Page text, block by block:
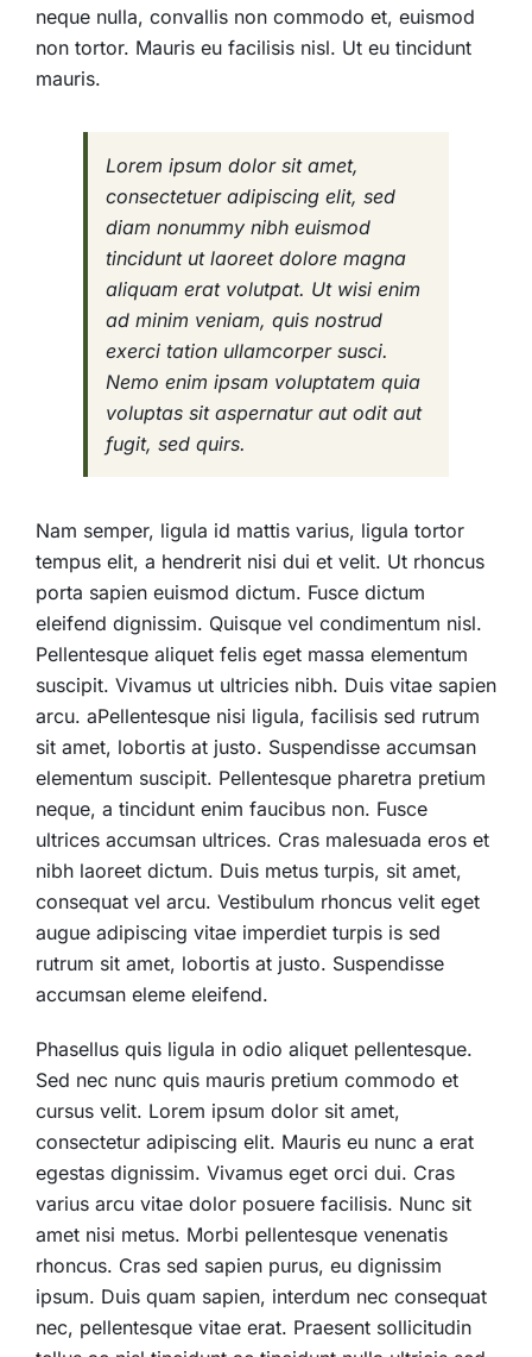
neque nulla, convallis non commodo et, euismod
non tortor. Mauris eu facilisis nisl. Ut eu tincidunt
mauris.
Lorem ipsum dolor sit amet,
consectetuer adipiscing elit, sed
diam nonummy nibh euismod
tincidunt ut laoreet dolore magna
aliquam erat volutpat. Ut wisi enim
ad minim veniam, quis nostrud
exerci tation ullamcorper susci.
Nemo enim ipsam voluptatem quia
voluptas sit aspernatur aut odit aut
fugit, sed quirs.
Nam semper, ligula id mattis varius, ligula tortor
tempus elit, a hendrerit nisi dui et velit. Ut rhoncus
porta sapien euismod dictum. Fusce dictum
eleifend dignissim. Quisque vel condimentum nisl.
Pellentesque aliquet felis eget massa elementum
suscipit. Vivamus ut ultricies nibh. Duis vitae sapien
arcu. aPellentesque nisi ligula, facilisis sed rutrum
sit amet, lobortis at justo. Suspendisse accumsan
elementum suscipit. Pellentesque pharetra pretium
neque, a tincidunt enim faucibus non. Fusce
ultrices accumsan ultrices. Cras malesuada eros et
nibh laoreet dictum. Duis metus turpis, sit amet,
consequat vel arcu. Vestibulum rhoncus velit eget
augue adipiscing vitae imperdiet turpis is sed
rutrum sit amet, lobortis at justo. Suspendisse
accumsan eleme eleifend.
Phasellus quis ligula in odio aliquet pellentesque.
Sed nec nunc quis mauris pretium commodo et
cursus velit. Lorem ipsum dolor sit amet,
consectetur adipiscing elit. Mauris eu nunc a erat
egestas dignissim. Vivamus eget orci dui. Cras
varius arcu vitae dolor posuere facilisis. Nunc sit
amet nisi metus. Morbi pellentesque venenatis
rhoncus. Cras sed sapien purus, eu dignissim
ipsum. Duis quam sapien, interdum nec consequat
nec, pellentesque vitae erat. Praesent sollicitudin